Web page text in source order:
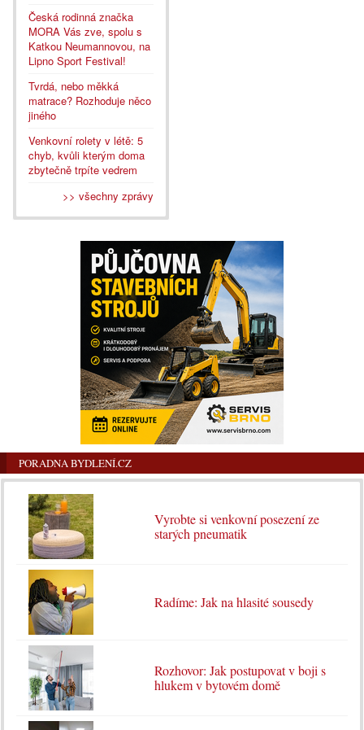
Česká rodinná značka
MORA Vás zve, spolu s
Katkou Neumannovou, na
Lipno Sport Festival!
Tvrdá, nebo měkká
matrace? Rozhoduje něco
jiného
Venkovní rolety v létě: 5
chyb, kvůli kterým doma
zbytečně trpíte vedrem
>> všechny zprávy
PORADNA BYDLENÍ.CZ
Vyrobte si venkovní posezení ze
starých pneumatik
Radíme: Jak na hlasité sousedy
Rozhovor: Jak postupovat v boji s
hlukem v bytovém domě